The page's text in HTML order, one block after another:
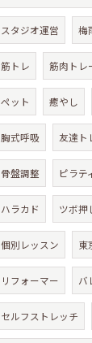
スタジオ運営 梅
筋トレ 筋肉トレ
ペット 癒やし
胸式呼吸 友達ト
骨盤調整 ピラテ
ハラカド ツボ押
個別レッスン 東
リフォーマー バ
セルフストレッチ